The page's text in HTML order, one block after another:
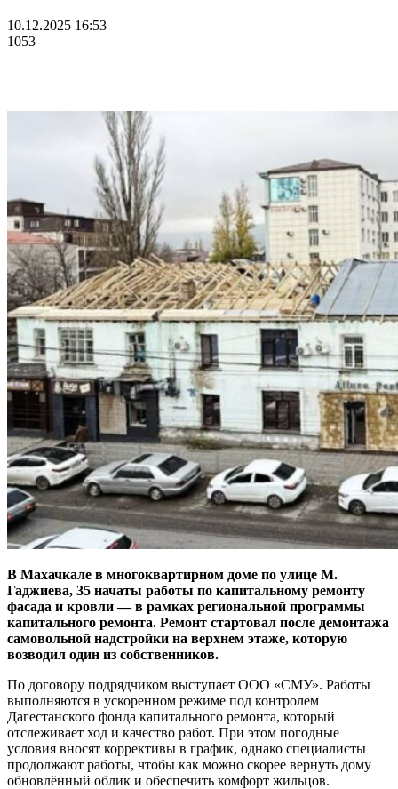
10.12.2025 16:53
1053
В Махачкале в многоквартирном доме по улице М.
Гаджиева, 35 начаты работы по капитальному ремонту
фасада и кровли — в рамках региональной программы
капитального ремонта. Ремонт стартовал после демонтажа
самовольной надстройки на верхнем этаже, которую
возводил один из собственников.
По договору подрядчиком выступает ООО «СМУ». Работы
выполняются в ускоренном режиме под контролем
Дагестанского фонда капитального ремонта, который
отслеживает ход и качество работ. При этом погодные
условия вносят коррективы в график, однако специалисты
продолжают работы, чтобы как можно скорее вернуть дому
обновлённый облик и обеспечить комфорт жильцов.